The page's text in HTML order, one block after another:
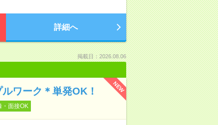
詳細へ
掲載日：2026.08.06
NEW
ワーク＊単発OK！
・面接OK